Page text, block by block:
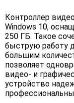
Контроллер
Windows 10,
250 ГБ. Такое
быструю работу
большим
позволяет
видео- и
устройство